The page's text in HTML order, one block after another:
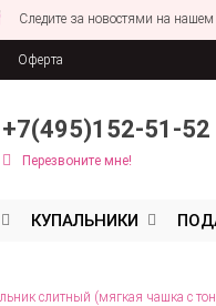
за новостями на нашем сайте и
Оферта
+7(495)152-51-52
Перезвоните мне!
КУПАЛЬНИКИ
слитный (мягкая чашка с